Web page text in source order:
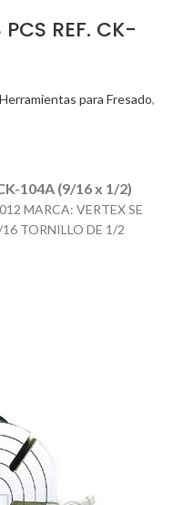
REF. CK-
para Fresado,
104A (9/16 x 1/2)
MARCA: VERTEX SE
TORNILLO DE 1/2